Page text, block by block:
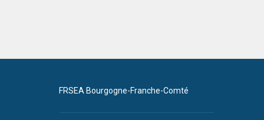
FRSEA Bourgogne-Franche-Comté